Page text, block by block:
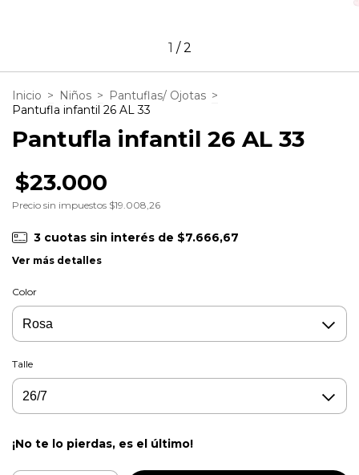
1 /2
Inicio > Niños > Pantuflas/ Ojotas >
Pantufla infantil 26 AL 33
Pantufla infantil 26 AL 33
$23.000
Precio sin impuestos $19.008,26
3 cuotas sin interés de $7.666,67
Ver más detalles
Color
Talle
¡No te lo pierdas, es el último!